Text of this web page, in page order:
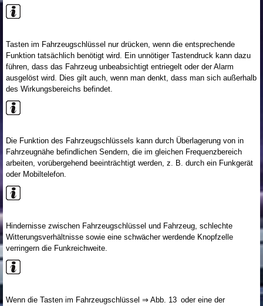
Tasten im Fahrzeugschlüssel nur drücken, wenn die entsprechende
Funktion tatsächlich benötigt wird. Ein unnötiger Tastendruck kann dazu
führen, dass das Fahrzeug unbeabsichtigt entriegelt oder der Alarm
ausgelöst wird. Dies gilt auch, wenn man denkt, dass man sich außerhalb
des Wirkungsbereichs befindet.
Die Funktion des Fahrzeugschlüssels kann durch Überlagerung von in
Fahrzeugnähe befindlichen Sendern, die im gleichen Frequenzbereich
arbeiten, vorübergehend beeinträchtigt werden, z. B. durch ein Funkgerät
oder Mobiltelefon.
Hindernisse zwischen Fahrzeugschlüssel und Fahrzeug, schlechte
Witterungsverhältnisse sowie eine schwächer werdende Knopfzelle
verringern die Funkreichweite.
Wenn die Tasten im Fahrzeugschlüssel ⇒ Abb. 13 oder eine der